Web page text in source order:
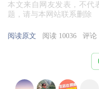
本文来自网友发表，不代
题，请与本网站联系删除
阅读原文 阅读 10036 评论